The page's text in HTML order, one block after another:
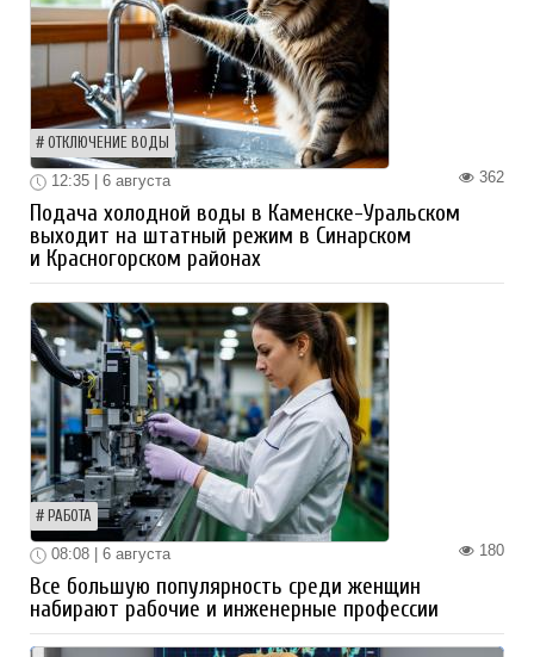
ОТКЛЮЧЕНИЕ ВОДЫ
362
12:35 | 6 августа
Подача холодной воды в Каменске-Уральском
выходит на штатный режим в Синарском
и Красногорском районах
РАБОТА
180
08:08 | 6 августа
Все большую популярность среди женщин
набирают рабочие и инженерные профессии